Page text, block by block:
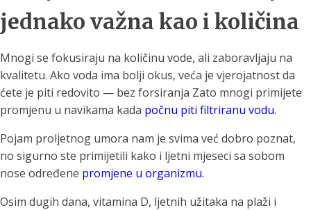
jednako važna kao i količina
Mnogi se fokusiraju na količinu vode, ali zaboravljaju na
kvalitetu. Ako voda ima bolji okus, veća je vjerojatnost da
ćete je piti redovito — bez forsiranja Zato mnogi primijete
promjenu u navikama kada počnu piti filtriranu vodu.
Pojam proljetnog umora nam je svima već dobro poznat,
no sigurno ste primijetili kako i ljetni mjeseci sa sobom
nose određene promjene u organizmu.
Osim dugih dana, vitamina D, ljetnih užitaka na plaži i